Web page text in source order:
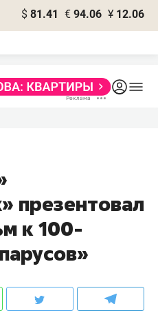
$ 81.41 € 94.06 ¥ 12.06
презентовал
к 100-